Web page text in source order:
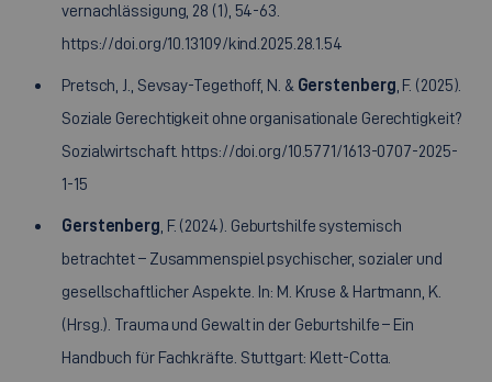
vernachlässigung, 28 (1), 54-63.
https://doi.org/10.13109/kind.2025.28.1.54
Pretsch, J., Sevsay-Tegethoff, N. & Gerstenberg , F. (2025).
Soziale Gerechtigkeit ohne organisationale Gerechtigkeit?
Sozialwirtschaft. https://doi.org/10.5771/1613-0707-2025-
1-15
Gerstenberg , F. (2024). Geburtshilfe systemisch
betrachtet – Zusammenspiel psychischer, sozialer und
gesellschaftlicher Aspekte. In: M. Kruse & Hartmann, K.
(Hrsg.). Trauma und Gewalt in der Geburtshilfe – Ein
Handbuch für Fachkräfte. Stuttgart: Klett-Cotta.